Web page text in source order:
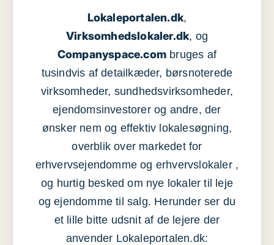
Lokaleportalen.dk,
Virksomhedslokaler.dk, og
Companyspace.com bruges af
tusindvis af detailkæder, børsnoterede
virksomheder, sundhedsvirksomheder,
ejendomsinvestorer og andre, der
ønsker nem og effektiv lokalesøgning,
overblik over markedet for
erhvervsejendomme og erhvervslokaler ,
og hurtig besked om nye lokaler til leje
og ejendomme til salg. Herunder ser du
et lille bitte udsnit af de lejere der
anvender Lokaleportalen.dk: